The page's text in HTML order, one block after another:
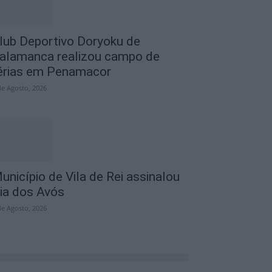
Deportivo Doryoku de
realizou campo de
em Penamacor
Agosto, 2026
de Vila de Rei assinalou
dos Avós
Agosto, 2026